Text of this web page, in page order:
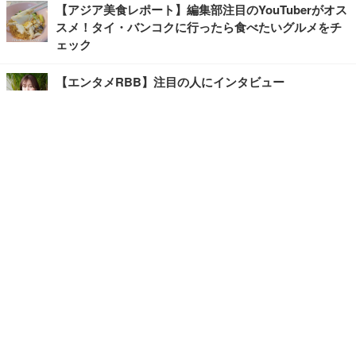
【アジア美食レポート】編集部注目のYouTuberがオス
スメ！タイ・バンコクに行ったら食べたいグルメをチ
ェック
【エンタメRBB】注目の人にインタビュー